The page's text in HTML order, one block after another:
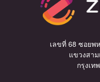
เลขที่ 68 ซอย
แขวงสา
กรุงเท